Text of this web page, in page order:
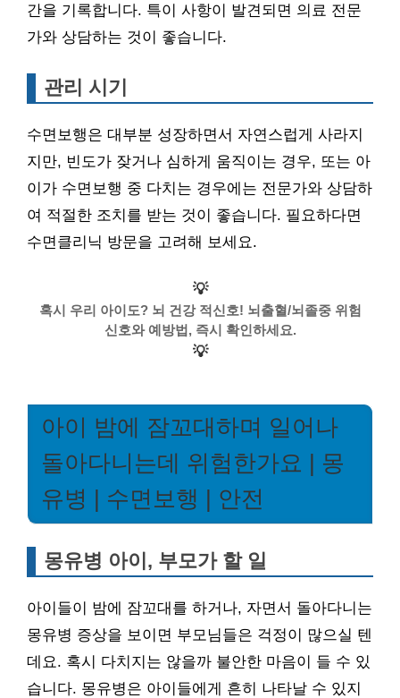
간을 기록합니다. 특이 사항이 발견되면 의료 전문
가와 상담하는 것이 좋습니다.
관리 시기
수면보행은 대부분 성장하면서 자연스럽게 사라지
지만, 빈도가 잦거나 심하게 움직이는 경우, 또는 아
이가 수면보행 중 다치는 경우에는 전문가와 상담하
여 적절한 조치를 받는 것이 좋습니다. 필요하다면
수면클리닉 방문을 고려해 보세요.
💡
혹시 우리 아이도? 뇌 건강 적신호! 뇌출혈/뇌졸중 위험
신호와 예방법, 즉시 확인하세요.
💡
아이 밤에 잠꼬대하며 일어나
돌아다니는데 위험한가요 | 몽
유병 | 수면보행 | 안전
몽유병 아이, 부모가 할 일
아이들이 밤에 잠꼬대를 하거나, 자면서 돌아다니는
몽유병 증상을 보이면 부모님들은 걱정이 많으실 텐
데요. 혹시 다치지는 않을까 불안한 마음이 들 수 있
습니다. 몽유병은 아이들에게 흔히 나타날 수 있지